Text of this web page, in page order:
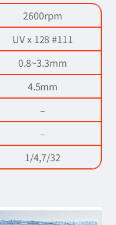
2600rpm
UV x 128 #111
0.8~3.3mm
4.5mm
–
–
1/4,7/32